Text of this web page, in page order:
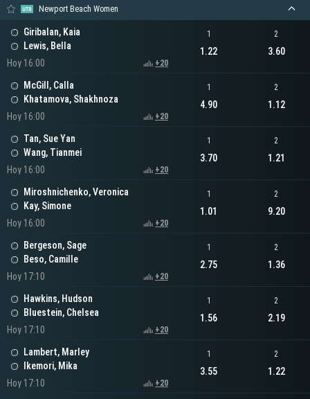
Newport Beach Women
Giribalan, Kaia
Lewis, Bella
Hoy 16:00
+20
1
1.22
2
3.60
McGill, Calla
Khatamova, Shakhnoza
Hoy 16:00
+20
1
4.90
2
1.12
Tan, Sue Yan
Wang, Tianmei
Hoy 16:00
+20
1
3.70
2
1.21
Miroshnichenko, Veronica
Kay, Simone
Hoy 16:00
+20
1
1.01
2
9.20
Bergeson, Sage
Beso, Camille
Hoy 17:10
+20
1
2.75
2
1.36
Hawkins, Hudson
Bluestein, Chelsea
Hoy 17:10
+20
1
1.56
2
2.19
Lambert, Marley
Ikemori, Mika
Hoy 17:10
+20
1
3.55
2
1.22